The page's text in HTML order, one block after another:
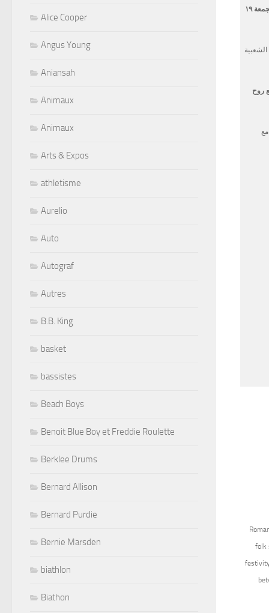
يتشرف مركز درب ١٧١٨ بدعوتكم لحضور حفلة للفرقة الموسيقية رومانو بيبــــوب من جمهوريــــة التشـــــيكيه يوم الجمعة ١٩
روح
مع
folk
Alice Cooper
Angus Young
Aniansah
Animaux
Animaux
Arts & Expos
athletisme
Aurelio
Auto
Autograf
Autres
B.B. King
basket
bassistes
Beach Boys
Benoit Blue Boy et Freddie Roulette
Berklee Drums
Bernard Allison
Bernard Purdie
Bernie Marsden
biathlon
Biathon